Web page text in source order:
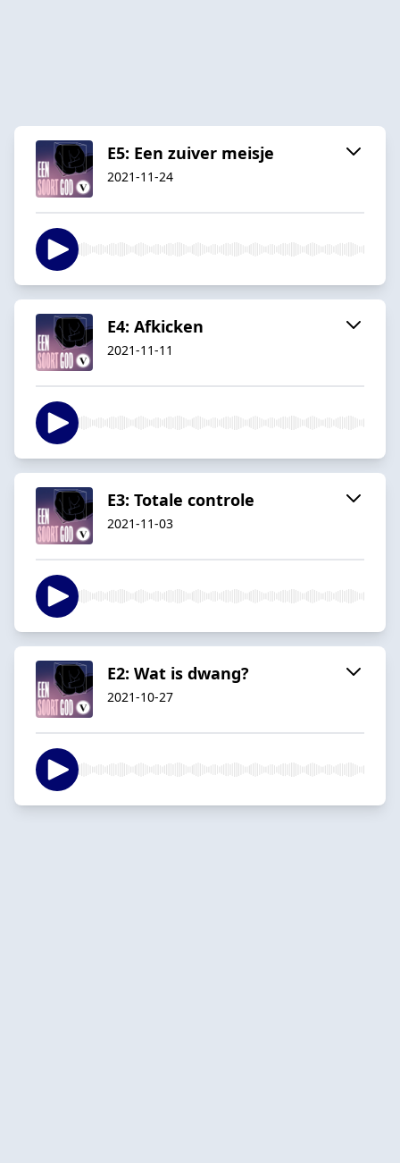
E5: Een zuiver meisje
2021-11-24
E4: Afkicken
2021-11-11
E3: Totale controle
2021-11-03
E2: Wat is dwang?
2021-10-27